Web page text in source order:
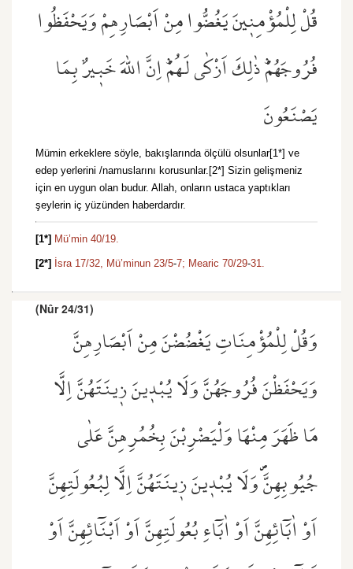
قُلْ لِلْمُؤْمِن۪ينَ يَغُضُّوا مِنْ اَبْصَارِهِمْ وَيَحْفَظُوا
فُرُوجَهُمْۜ ذٰلِكَ اَزْكٰى لَهُمْۜ اِنَّ اللّٰهَ خَب۪يرٌ بِمَا
يَصْنَعُونَ
Mümin erkeklere söyle, bakışlarında ölçülü olsunlar[1*] ve
edep yerlerini /namuslarını korusunlar.[2*] Sizin gelişmeniz
için en uygun olan budur. Allah, onların ustaca yaptıkları
şeylerin iç yüzünden haberdardır.
[1*] Mü’min 40/19.
[2*] İsra 17/32, Mü’minun 23/5-7; Mearic 70/29-31.
(Nûr 24/31)
وَقُلْ لِلْمُؤْمِنَاتِ يَغْضُضْنَ مِنْ اَبْصَارِهِنَّ
وَيَحْفَظْنَ فُرُوجَهُنَّ وَلَا يُبْد۪ينَ ز۪ينَتَهُنَّ اِلَّا
مَا ظَهَرَ مِنْهَا وَلْيَضْرِبْنَ بِخُمُرِهِنَّ عَلٰى
جُيُوبِهِنَّۖ وَلَا يُبْد۪ينَ ز۪ينَتَهُنَّ اِلَّا لِبُعُولَتِهِنَّ
اَوْ اٰبَٓائِهِنَّ اَوْ اٰبَٓاءِ بُعُولَتِهِنَّ اَوْ اَبْنَٓائِهِنَّ اَوْ